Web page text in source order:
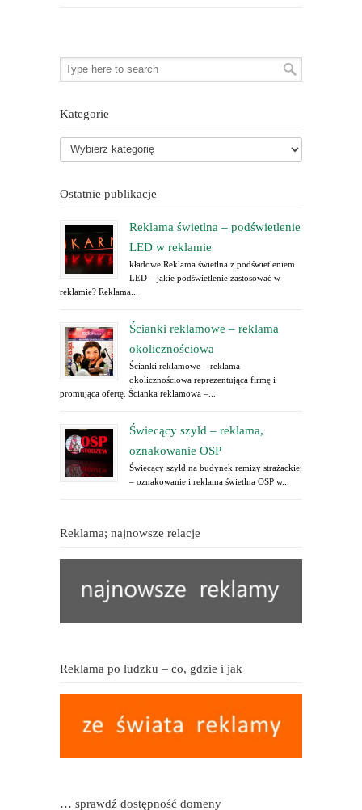
Kategorie
Ostatnie publikacje
Reklama świetlna – podświetlenie
LED w reklamie
kładowe Reklama świetlna z podświetleniem
LED – jakie podświetlenie zastosować w
reklamie? Reklama...
Ścianki reklamowe – reklama
okolicznościowa
Ścianki reklamowe – reklama
okolicznościowa reprezentująca firmę i
promująca ofertę. Ścianka reklamowa –...
Świecący szyld – reklama,
oznakowanie OSP
Świecący szyld na budynek remizy strażackiej
– oznakowanie i reklama świetlna OSP w...
Reklama; najnowsze relacje
Reklama po ludzku – co, gdzie i jak
… sprawdź dostępność domeny